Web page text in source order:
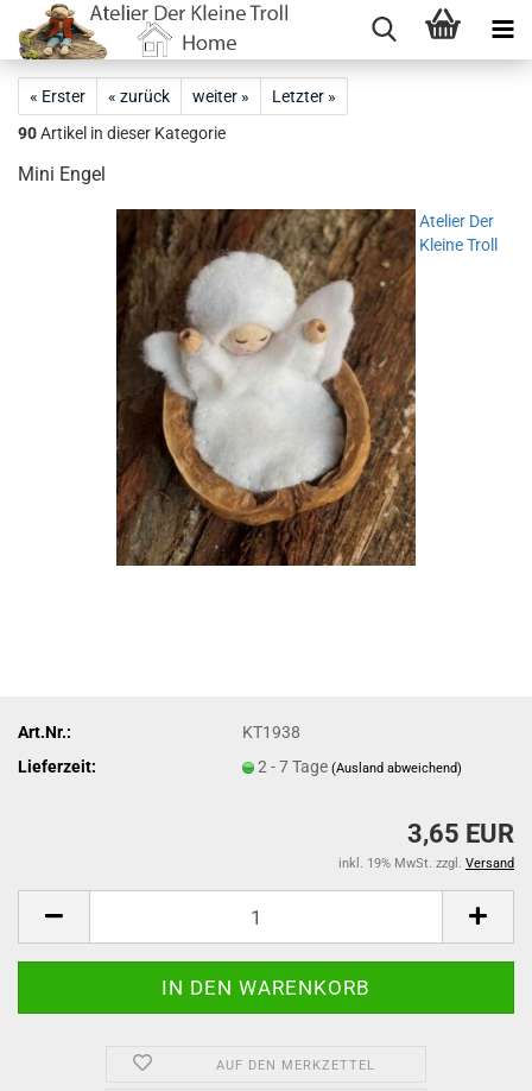
« Erster « zurück weiter »
Letzter »
90Artikel in dieser Kategorie
Mini Engel
Atelier Der
Kleine Troll
Art.Nr.:
KT1938
Lieferzeit:
2 - 7 Tage(Ausland abweichend)
3,65 EUR
inkl. 19% MwSt. zzgl. Versand
AUF DEN MERKZETTEL